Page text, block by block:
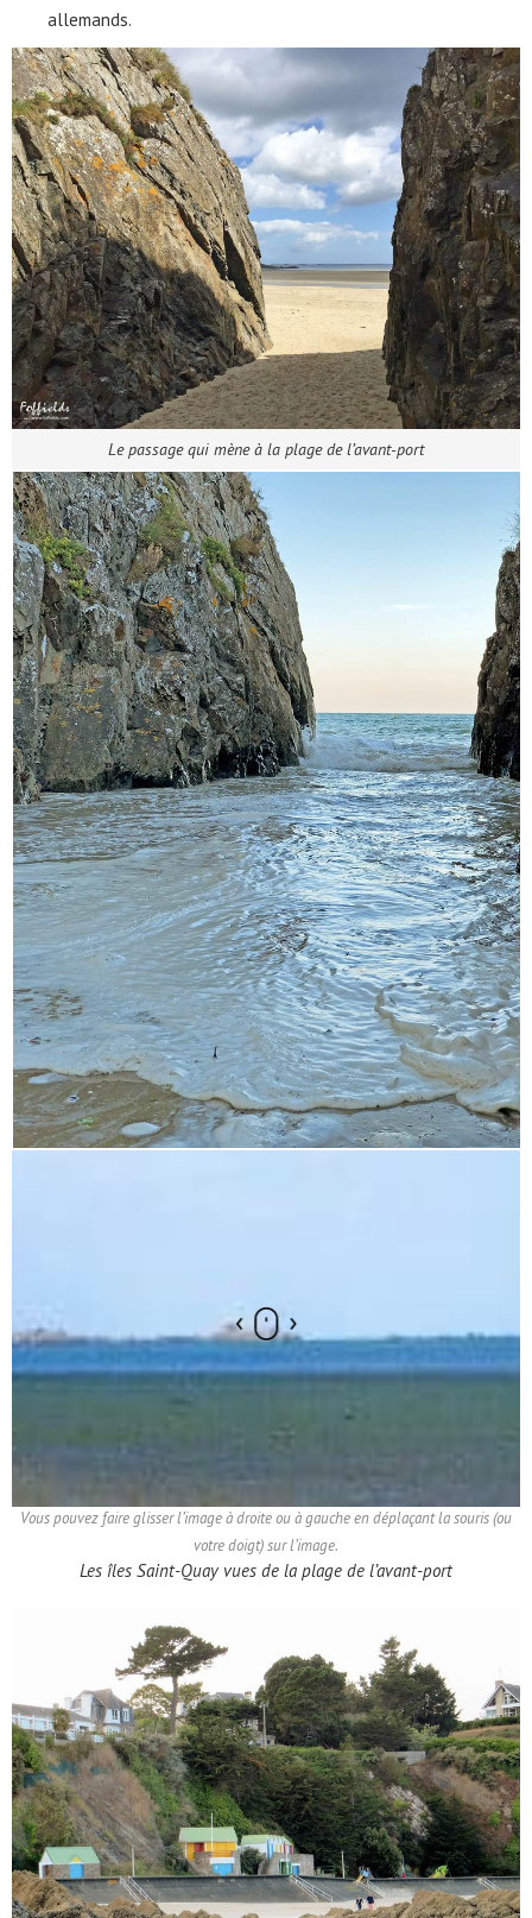
allemands.
Le passage qui mène à la plage de l’avant-port
Vous pouvez faire glisser l’image à droite ou à gauche en déplaçant la souris (ou
votre doigt) sur l’image.
Les îles Saint-Quay vues de la plage de l’avant-port